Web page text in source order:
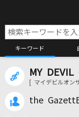
キーワード
MY
[ マイデビルオン
the